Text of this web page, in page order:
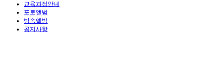
교육과정안내
포토앨범
방송앨범
공지사항